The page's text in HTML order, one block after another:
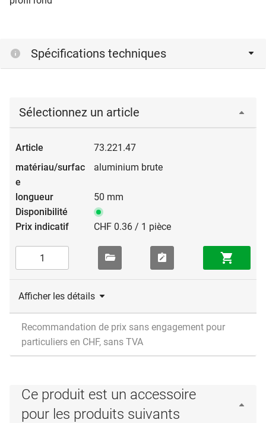
Spécifications techniques
Sélectionnez un article
73.221.47
aluminium brute
50 mm
CHF 0.36 / 1 pièce
Afficher les détails
Recommandation de prix sans engagement pour
particuliers en CHF, sans TVA
Ce produit est un accessoire
pour les produits suivants